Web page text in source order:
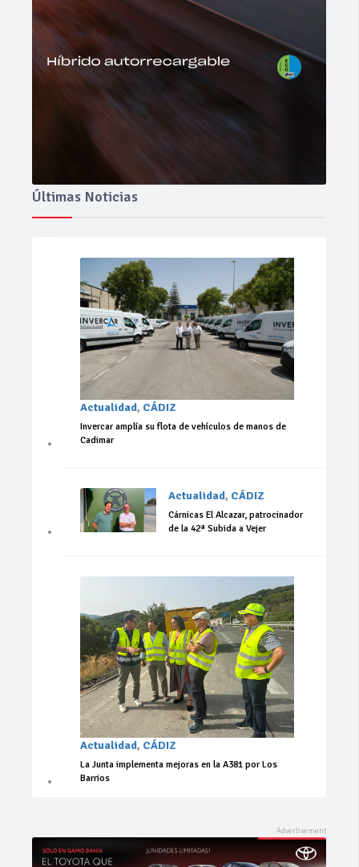
Últimas Noticias
Actualidad, CÁDIZ
Invercar amplía su flota de vehículos de manos de
Cadimar
Actualidad, CÁDIZ
Cárnicas El Alcazar, patrocinador
de la 42ª Subida a Vejer
Actualidad, CÁDIZ
La Junta implementa mejoras en la A381 por Los
Barrios